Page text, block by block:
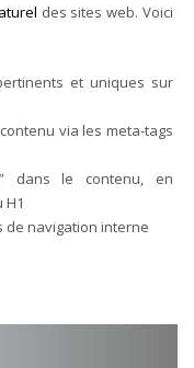
des sites web. Voici
et uniques sur
via les meta-tags
dans le contenu, en
de navigation interne